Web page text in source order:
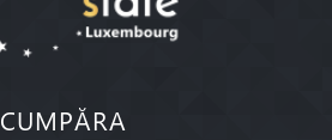
CUMPĂRA